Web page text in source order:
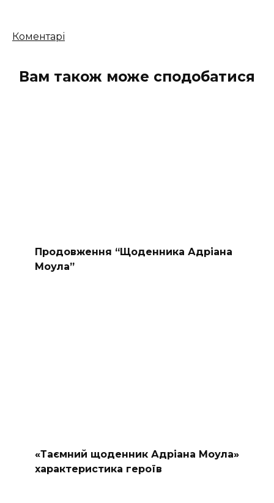
Кількість
Коментарі
Вам також може сподобатися
Продовження “Щоденника Адріана
Моула”
«Таємний щоденник Адріана Моула»
характеристика героїв